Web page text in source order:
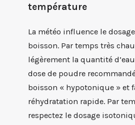
température
La météo influence le
boisson. Par temps très
légèrement la quantité
dose de poudre
boisson « hypotonique » et
réhydratation rapide. Par
respectez le dosage